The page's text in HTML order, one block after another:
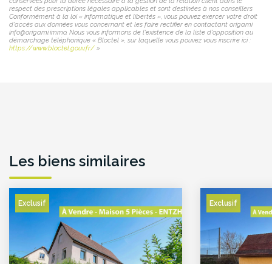
respect des prescriptions légales applicables et sont destinées à nos conseillers
Conformément à la loi « informatique et libertés », vous pouvez exercer votre droit
d'accès aux données vous concernant et les faire rectifier en contactant origami
info@origami.immo. Nous vous informons de l'existence de la liste d'opposition au
démarchage téléphonique « Bloctel », sur laquelle vous pouvez vous inscrire ici :
https://www.bloctel.gouv.fr/ »
Les biens similaires
Exclusif Exclusif